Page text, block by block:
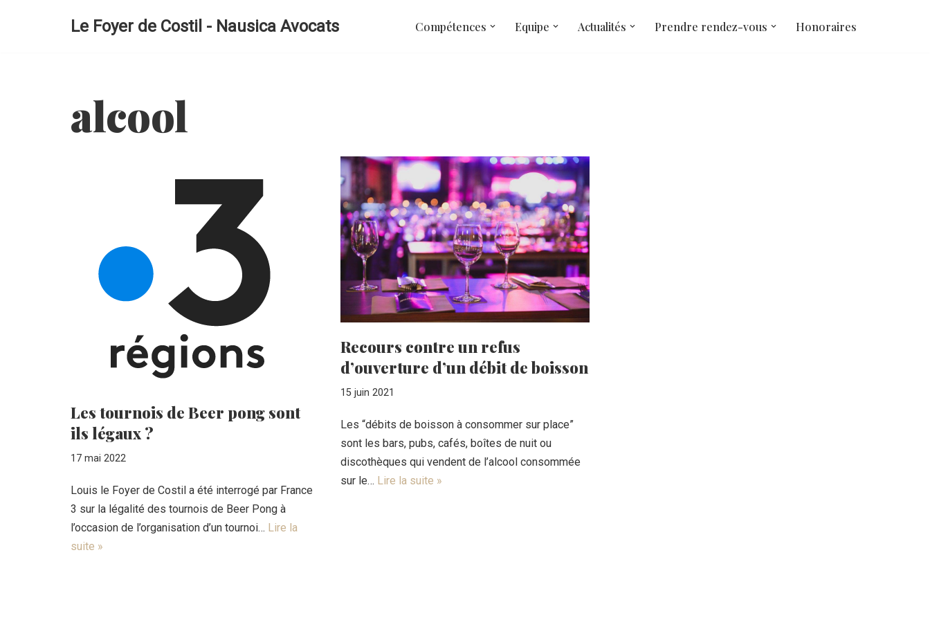
Le Foyer de Costil - Nausica Avocats Compétences Equipe Actualités Prendre rendez-vous Honoraires
alcool
Les tournois de Beer pong sont
ils légaux ?
17 mai 2022
Louis le Foyer de Costil a été interrogé par France
3 sur la légalité des tournois de Beer Pong à
l’occasion de l’organisation d’un tournoi… Lire la
suite »
Recours contre un refus
d’ouverture d’un débit de boisson
15 juin 2021
Les “débits de boisson à consommer sur place”
sont les bars, pubs, cafés, boîtes de nuit ou
discothèques qui vendent de l’alcool consommée
sur le… Lire la suite »